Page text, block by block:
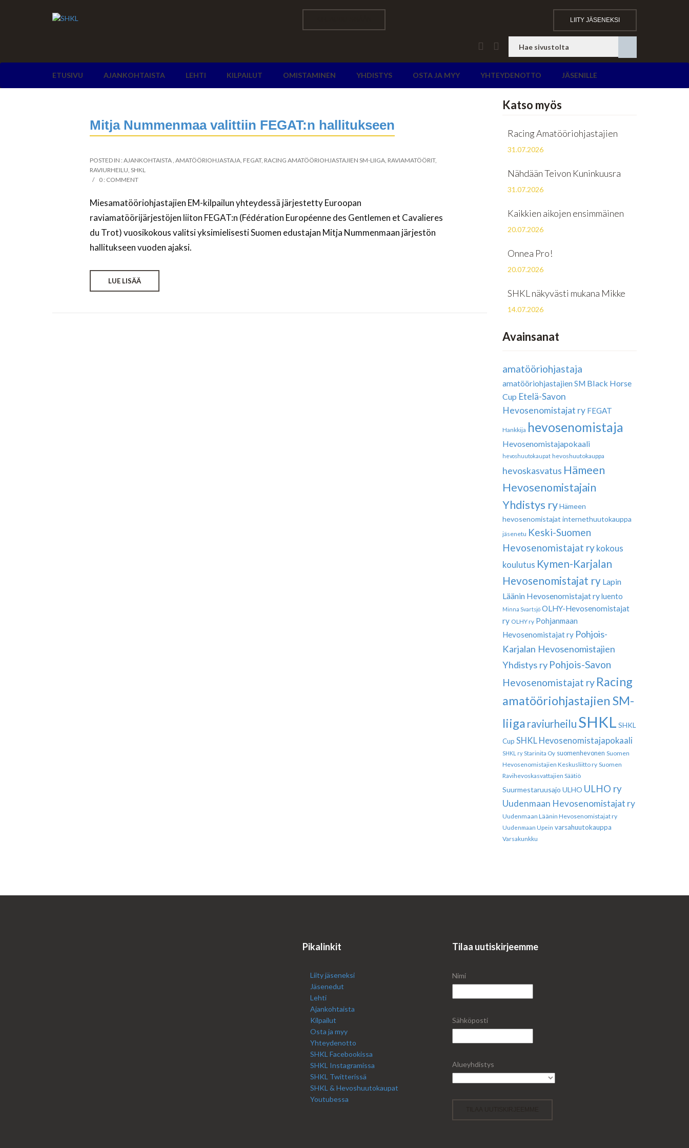
LIITY JÄSENEKSI
ETUSIVU AJANKOHTAISTA LEHTI KILPAILUT OMISTAMINEN YHDISTYS OSTA JA MYY YHTEYDENOTTO JÄSENILLE
Mitja Nummenmaa valittiin FEGAT:n hallitukseen
POSTED IN :AJANKOHTAISTA,AMATÖÖRIOHJASTAJA, FEGAT, RACING AMATÖÖRIOHJASTAJIEN SM-LIIGA, RAVIAMATÖÖRIT,
RAVIURHEILU,SHKL
0 : COMMENT
Miesamatööriohjastajien EM-kilpailun yhteydessä järjestetty Euroopan
raviamatöörijärjestöjen liiton FEGAT:n (Fédération Européenne des Gentlemen et Cavalieres
du Trot) vuosikokous valitsi yksimielisesti Suomen edustajan Mitja Nummenmaan järjestön
hallitukseen vuoden ajaksi.
LUE LISÄÄ
Katso myös
Racing Amatööriohjastajien
31.07.2026
Nähdään Teivon Kuninkuusra
31.07.2026
Kaikkien aikojen ensimmäinen
20.07.2026
Onnea Pro!
20.07.2026
SHKL näkyvästi mukana Mikke
14.07.2026
Avainsanat
amatööriohjastaja
amatööriohjastajien SM Black Horse
Cup Etelä-Savon
Hevosenomistajat ry FEGAT
Hankkija hevosenomistaja
Hevosenomistajapokaali
hevoshuutokaupat hevoshuutokauppa
hevoskasvatus Hämeen
Hevosenomistajain
Yhdistys ry Hämeen
hevosenomistajat internethuutokauppa
jäsenetu Keski-Suomen
Hevosenomistajat ry kokous
koulutus Kymen-Karjalan
Hevosenomistajat ry Lapin
Läänin Hevosenomistajat ryluento
Minna Svartsjö OLHY-Hevosenomistajat
ry OLHY ry Pohjanmaan
Hevosenomistajat ry Pohjois-
Karjalan Hevosenomistajien
Yhdistys ry Pohjois-Savon
Hevosenomistajat ry Racing
amatööriohjastajien SM-
liiga raviurheilu SHKL SHKL
Cup SHKL Hevosenomistajapokaali
SHKL ry Starinita Oy suomenhevonen Suomen
Hevosenomistajien Keskusliitto ry Suomen
Ravihevoskasvattajien Säätiö
Suurmestaruusajo ULHO ULHO ry
Uudenmaan Hevosenomistajat ry
Uudenmaan Läänin Hevosenomistajat ry
Uudenmaan Upein varsahuutokauppa
Varsakunkku
Pikalinkit
Liity jäseneksi
Jäsenedut
Lehti
Ajankohtaista
Kilpailut
Osta ja myy
Yhteydenotto
SHKL Facebookissa
SHKL Instagramissa
SHKL Twitterissä
SHKL & Hevoshuutokaupat
Youtubessa
Tilaa uutiskirjeemme
Nimi
Sähköposti
Alueyhdistys